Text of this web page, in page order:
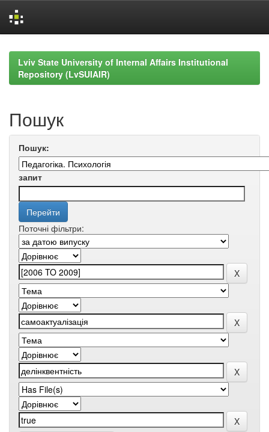
navigationLviv State University of Internal Affairs Institutional
Repository (LvSUIAIR)
Пошук
Пошук:
запит
Поточні фільтри: